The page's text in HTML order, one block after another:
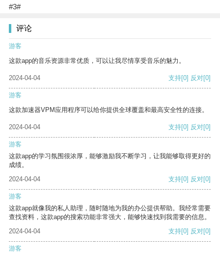
#3#
评论
游客
这款app的音乐资源非常优质，可以让我尽情享受音乐的魅力。
2024-04-04 支持[0] 反对[0]
游客
这款加速器VPM应用程序可以给你提供全球覆盖和最高安全性的连接。
2024-04-04 支持[0] 反对[0]
游客
这款app的学习氛围很浓厚，能够激励我不断学习，让我能够取得更好的
成绩。
2024-04-04
支持[0] 反对[0]
游客
这款app就像我的私人助理，随时随地为我的办公提供帮助。我经常需要
查找资料，这款app的搜索功能非常强大，能够快速找到我需要的信息。
2024-04-04
支持[0] 反对[0]
游客